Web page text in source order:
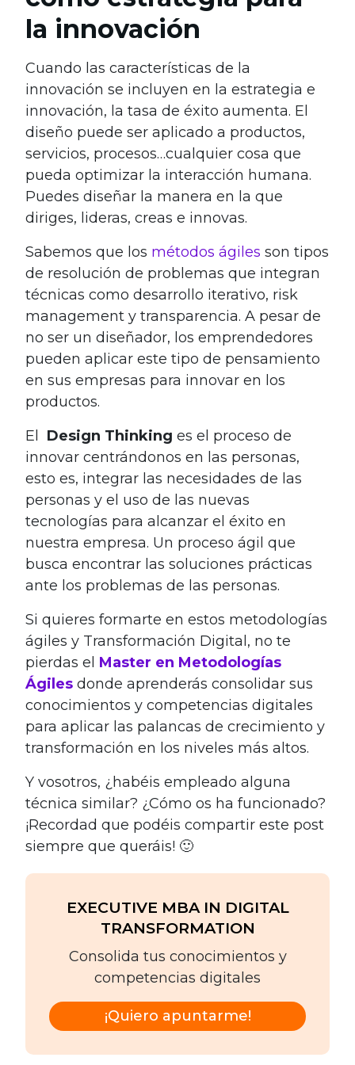
la innovación
Cuando las características de la
innovación se incluyen en la estrategia e
innovación, la tasa de éxito aumenta. El
diseño puede ser aplicado a productos,
servicios, procesos…cualquier cosa que
pueda optimizar la interacción humana.
Puedes diseñar la manera en la que
diriges, lideras, creas e innovas.
Sabemos que los métodos ágiles son tipos
de resolución de problemas que integran
técnicas como desarrollo iterativo, risk
management y transparencia. A pesar de
no ser un diseñador, los emprendedores
pueden aplicar este tipo de pensamiento
en sus empresas para innovar en los
productos.
El
Design Thinking es el proceso de
innovar centrándonos en las personas,
esto es, integrar las necesidades de las
personas y el uso de las nuevas
tecnologías para alcanzar el éxito en
nuestra empresa. Un proceso ágil que
busca encontrar las soluciones prácticas
ante los problemas de las personas.
Si quieres formarte en estos metodologías
ágiles y Transformación Digital, no te
pierdas el Master en Metodologías
Ágiles donde aprenderás consolidar sus
conocimientos y competencias digitales
para aplicar las palancas de crecimiento y
transformación en los niveles más altos.
Y vosotros, ¿habéis empleado alguna
técnica similar? ¿Cómo os ha funcionado?
¡Recordad que podéis compartir este post
siempre que queráis! 🙂
EXECUTIVE MBA IN DIGITAL
TRANSFORMATION
Consolida tus conocimientos y
competencias digitales
¡Quiero apuntarme!